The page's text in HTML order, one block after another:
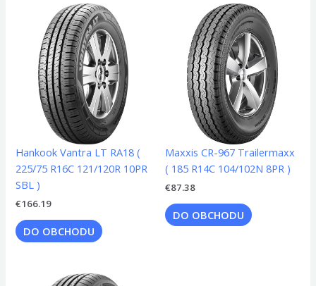
Hankook Vantra LT RA18 (
225/75 R16C 121/120R 10PR
SBL )
€166.19
DO OBCHODU
Maxxis CR-967 Trailermaxx
( 185 R14C 104/102N 8PR )
€87.38
DO OBCHODU